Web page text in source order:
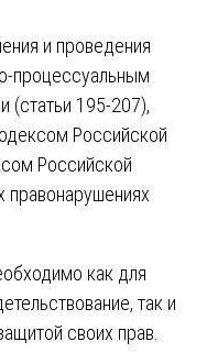
и проведения
процессуальным
(статьи 195-207),
Российской
Российской
как для
так и
своих прав.